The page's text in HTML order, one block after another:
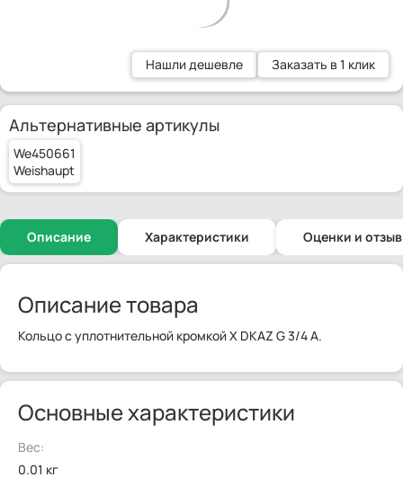
Нашли дешевле Заказать в 1 клик
Альтернативные артикулы
We450661
Weishaupt
Описание Характеристики Оценки и
Описание товара
Кольцо с уплотнительной кромкой X DKAZ G 3/4 A.
Основные характеристики
Вес:
0.01 кг